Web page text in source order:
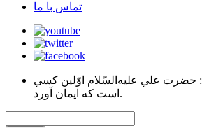
تماس با ما
: حضرت علي عليه‌السّلام اوّلين كسي
است كه ايمان آورد.